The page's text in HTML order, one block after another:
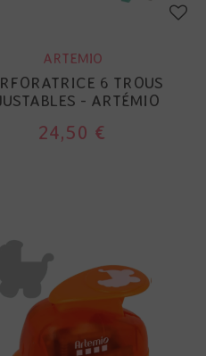
ARTEMIO
6 TROUS
- ARTÉMIO
24,50 €